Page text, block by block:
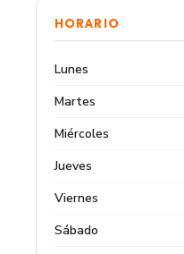
HORARIO
Lunes
Martes
Miércoles
Jueves
Viernes
Sábado